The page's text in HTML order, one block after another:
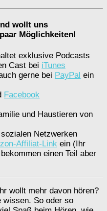
wollt uns
Möglichkeiten!
exklusive Podcasts
Cast bei iTunes
gerne bei PayPal ein
Facebook
und Haustieren von
Netzwerken
Affiliat-Link ein (Ihr
einen Teil aber
wollt mehr davon hören?
wissen. So oder so